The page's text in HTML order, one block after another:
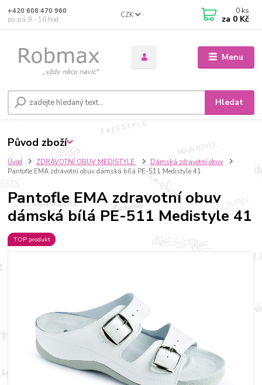
Menu
CZK
Hledat
+420 608 470 960
po-pá 9 - 16 hod.
0 ks
za 0 Kč
Úvod ZDRAVOTNÍ OBUV MEDISTYLE
Dámská zdravotní obuv
Pantofle EMA zdravotní obuv dámská bílá PE-511 Medistyle 41
Pantofle EMA zdravotní obuv
dámská bílá PE-511 Medistyle 41
TOP produkt
Původ zboží